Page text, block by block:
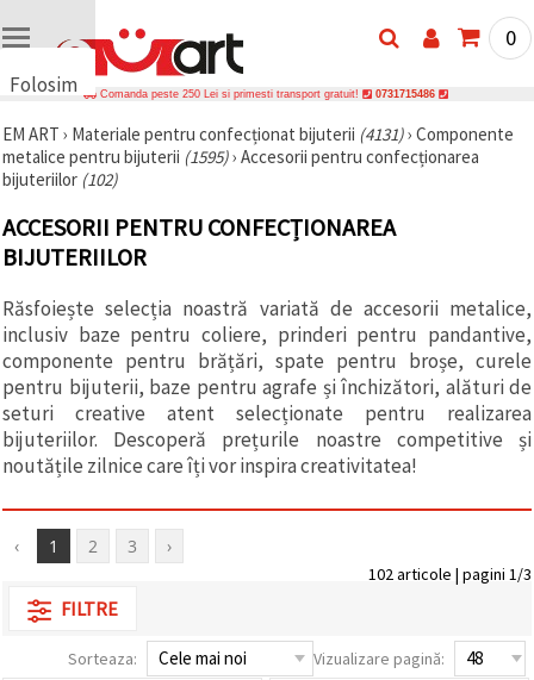
Folosim
uri
🍪 Folosim
cookie-uri
tehnologii
similare
pentru a
funcționarea
corectă a
site-ului,
pentru a vă
îmbunătăți
experiența
și, cu
acordul
dumneavoastră,
pentru a
traficul și a
afișa
conținut și
reclame
relevante,
inclusiv cu
partenerilor
0
Comanda peste 250 Lei si primesti transport gratuit! 0731715486
EM ART › Materiale pentru confecționat bijuterii (4131)› Componente
metalice pentru bijuterii (1595)› Accesorii pentru confecționarea
bijuteriilor (102)
ACCESORII PENTRU CONFECȚIONAREA
BIJUTERIILOR
Răsfoiește selecția noastră variată de accesorii metalice,
inclusiv baze pentru coliere, prinderi pentru pandantive,
componente pentru brățări, spate pentru broșe, curele
pentru bijuterii, baze pentru agrafe și închizători, alături de
seturi creative atent selecționate pentru realizarea
bijuteriilor. Descoperă prețurile noastre competitive și
noutățile zilnice care îți vor inspira creativitatea!
‹ 1 2 3 ›
102 articole | pagini 1/3
FILTRE
Sorteaza: Vizualizare pagină: